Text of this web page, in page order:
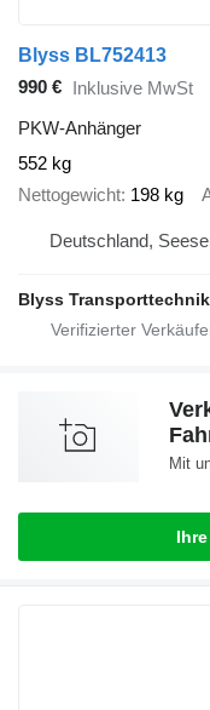
Blyss BL752413
990 € Inklusive MwSt
PKW-Anhänger
552 kg
Nettogewicht 198 kg
Deutschland,
Blyss
Mit